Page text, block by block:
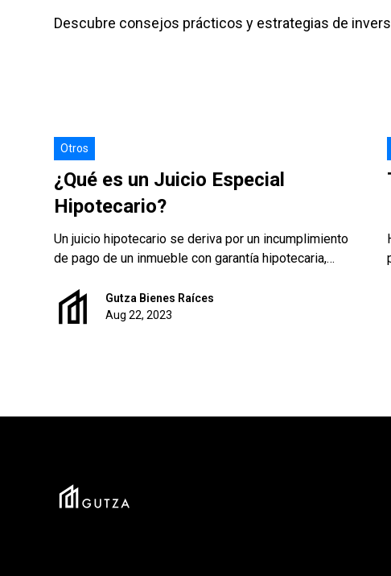
Descubre consejos prácticos y estrategias de
Otros
¿Qué es un Juicio Especial
Hipotecario?
Un juicio hipotecario se deriva por un incumplimiento
de pago de un inmueble con garantía hipotecaria,
juicios especiales o mercantiles.
Gutza Bienes Raíces
Aug 22, 2023